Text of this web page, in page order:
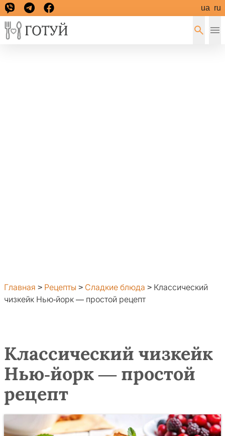
ua ru
Главная > Рецепты > Сладкие блюда > Классический
чизкейк Нью-йорк — простой рецепт
Классический чизкейк
Нью-йорк — простой
рецепт